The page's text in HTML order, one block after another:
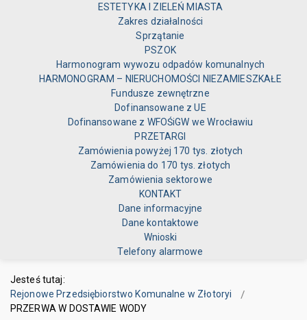
ESTETYKA I ZIELEŃ MIASTA
Zakres działalności
Sprzątanie
PSZOK
Harmonogram wywozu odpadów komunalnych
HARMONOGRAM – NIERUCHOMOŚCI NIEZAMIESZKAŁE
Fundusze zewnętrzne
Dofinansowane z UE
Dofinansowane z WFOŚiGW we Wrocławiu
PRZETARGI
Zamówienia powyżej 170 tys. złotych
Zamówienia do 170 tys. złotych
Zamówienia sektorowe
KONTAKT
Dane informacyjne
Dane kontaktowe
Wnioski
Telefony alarmowe
Jesteś tutaj:
Rejonowe Przedsiębiorstwo Komunalne w Złotoryi
PRZERWA W DOSTAWIE WODY